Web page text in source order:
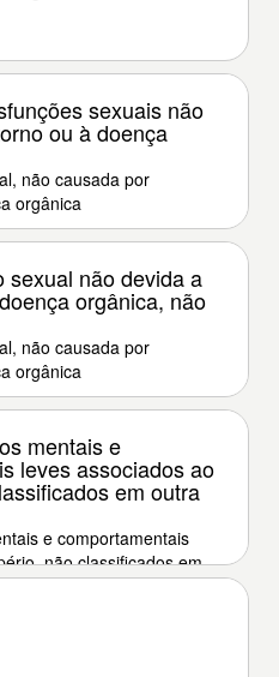
sexuais não
ou à doença
não causada por
orgânica
sexual não devida a
orgânica, não
não causada por
orgânica
mentais e
leves associados ao
em outra
e comportamentais
não classificados em